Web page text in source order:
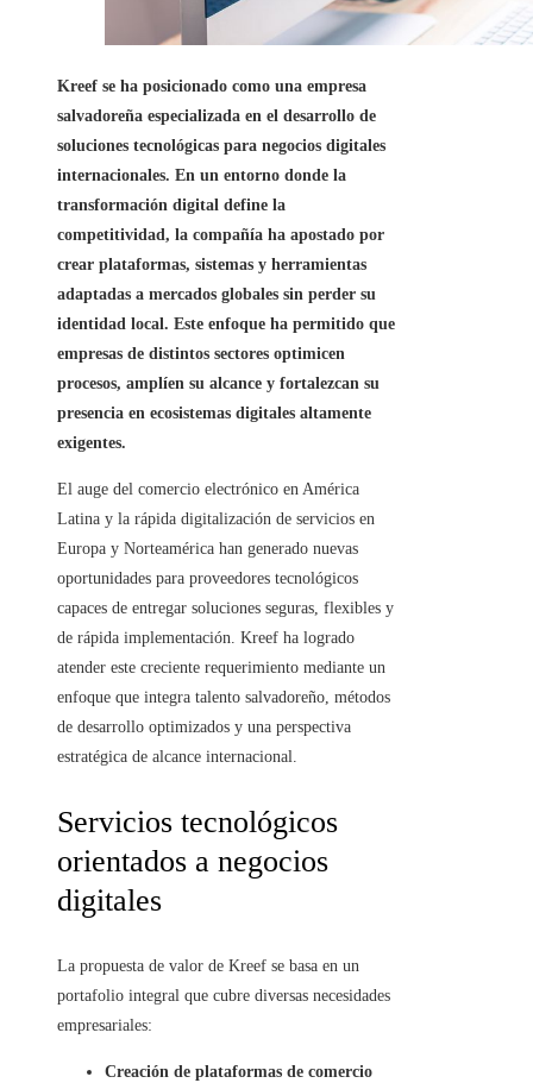
Kreef se ha posicionado como una empresa
salvadoreña especializada en el desarrollo de
soluciones tecnológicas para negocios digitales
internacionales. En un entorno donde la
transformación digital define la
competitividad, la compañía ha apostado por
crear plataformas, sistemas y herramientas
adaptadas a mercados globales sin perder su
identidad local. Este enfoque ha permitido que
empresas de distintos sectores optimicen
procesos, amplíen su alcance y fortalezcan su
presencia en ecosistemas digitales altamente
exigentes.
El auge del comercio electrónico en América
Latina y la rápida digitalización de servicios en
Europa y Norteamérica han generado nuevas
oportunidades para proveedores tecnológicos
capaces de entregar soluciones seguras, flexibles y
de rápida implementación. Kreef ha logrado
atender este creciente requerimiento mediante un
enfoque que integra talento salvadoreño, métodos
de desarrollo optimizados y una perspectiva
estratégica de alcance internacional.
Servicios tecnológicos
orientados a negocios
digitales
La propuesta de valor de Kreef se basa en un
portafolio integral que cubre diversas necesidades
empresariales:
Creación de plataformas de comercio